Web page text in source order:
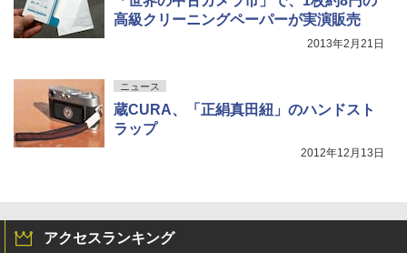
高級クリーニングペーパーが実演販売
2013年2月21日
ニュース
蔵CURA、「正絹真田紐」のハンドスト
ラップ
2012年12月13日
アクセスランキング